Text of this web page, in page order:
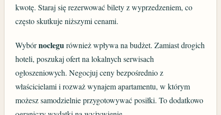
kwotę. Staraj się rezerwować bilety z wyprzedzeniem, co
często skutkuje niższymi cenami.
Wybórnoclegurównież wpływa na budżet. Zamiast drogich
hoteli, poszukaj ofert na lokalnych serwisach
ogłoszeniowych. Negocjuj ceny bezpośrednio z
właścicielami i rozważ wynajem apartamentu, w którym
możesz samodzielnie przygotowywać posiłki. To dodatkowo